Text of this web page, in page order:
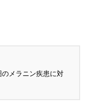
のメラニン疾患に対